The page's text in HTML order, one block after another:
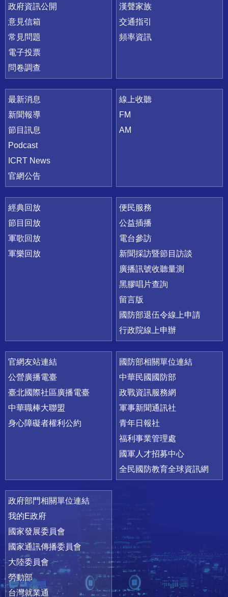
政府資訊公開
意見信箱
常見問題
電子投票
問卷調查
漢聲家族
交通指引
頻率資訊
最新消息
新聞報導
節目訊息
Podcast
ICRT News
官網公告
線上收聽
FM
AM
經典回放
節目回放
軍歌回放
軍樂回放
便民服務
公益插播
電台參訪
新聞採訪暨節目訪談
廣播訊號收聽量測
黑膠唱片查詢
留言版
國防部退伍令線上申請
行政院線上申辦
官網友站連結
公營廣播電臺
臺北國際社區廣播電臺
中華職棒大聯盟
身心障礙者權利公約
國防部相關單位連結
中華民國國防部
政戰資訊服務網
軍事新聞通訊社
青年日報社
福利事業管理處
國軍人才招募中心
全民國防教育全球資訊網
政府部門相關單位連結
我的E政府
國家發展委員會
國家通訊傳播委員會
大陸委員會
勞動部
台灣就業通